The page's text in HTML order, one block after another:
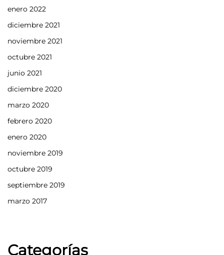
enero 2022
diciembre 2021
noviembre 2021
octubre 2021
junio 2021
diciembre 2020
marzo 2020
febrero 2020
enero 2020
noviembre 2019
octubre 2019
septiembre 2019
marzo 2017
Categorías